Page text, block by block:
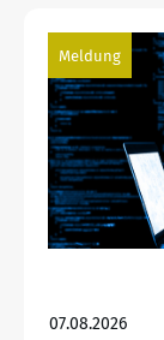
Meldung
07.08.2026